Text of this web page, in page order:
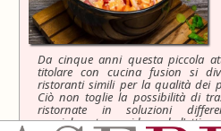
Da cinque anni questa piccola
titolare con cucina fusion si
ristoranti simili per la qualità dei
Ciò non toglie la possibilità di
ristornate in soluzioni
specialmente considerando